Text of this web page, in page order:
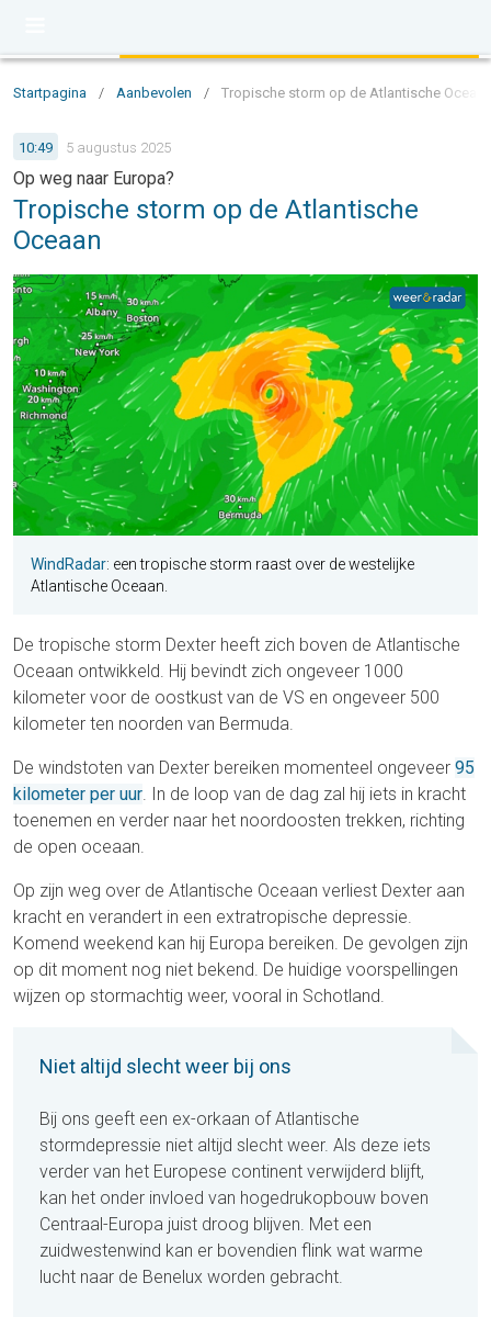
Startpagina / Aanbevolen / Tropische storm op de Atlantische
10:49 5 augustus 2025
Op weg naar Europa?
Tropische storm op de Atlantische
Oceaan
WindRadar: een tropische storm raast over de westelijke
Atlantische Oceaan.
De tropische storm Dexter heeft zich boven de Atlantische
Oceaan ontwikkeld. Hij bevindt zich ongeveer 1000
kilometer voor de oostkust van de VS en ongeveer 500
kilometer ten noorden van Bermuda.
De windstoten van Dexter bereiken momenteel ongeveer 95
kilometer per uur. In de loop van de dag zal hij iets in kracht
toenemen en verder naar het noordoosten trekken, richting
de open oceaan.
Op zijn weg over de Atlantische Oceaan verliest Dexter aan
kracht en verandert in een extratropische depressie.
Komend weekend kan hij Europa bereiken. De gevolgen zijn
op dit moment nog niet bekend. De huidige voorspellingen
wijzen op stormachtig weer, vooral in Schotland.
Niet altijd slecht weer bij ons
Bij ons geeft een ex-orkaan of Atlantische
stormdepressie niet altijd slecht weer. Als deze iets
verder van het Europese continent verwijderd blijft,
kan het onder invloed van hogedrukopbouw boven
Centraal-Europa juist droog blijven. Met een
zuidwestenwind kan er bovendien flink wat warme
lucht naar de Benelux worden gebracht.